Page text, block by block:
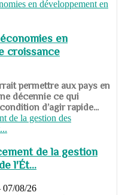
en
croissance
permettre aux pays en
décennie ce qui
d’agir rapide...
de la gestion
l'Ét...
07/08/26